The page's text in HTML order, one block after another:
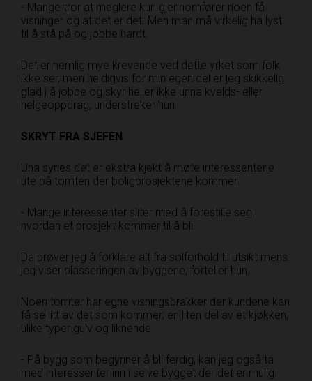
- Mange tror at meglere kun gjennomfører noen få
visninger og at det er det. Men man må virkelig ha lyst
til å stå på og jobbe hardt.
Det er nemlig mye krevende ved dette yrket som folk
ikke ser, men heldigvis for min egen del er jeg skikkelig
glad i å jobbe og skyr heller ikke unna kvelds- eller
helgeoppdrag, understreker hun.
SKRYT FRA SJEFEN
Una synes det er ekstra kjekt å møte interessentene
ute på tomten der boligprosjektene kommer.
- Mange interessenter sliter med å forestille seg
hvordan et prosjekt kommer til å bli.
Da prøver jeg å forklare alt fra solforhold til utsikt mens
jeg viser plasseringen av byggene, forteller hun.
Noen tomter har egne visningsbrakker der kundene kan
få se litt av det som kommer; en liten del av et kjøkken,
ulike typer gulv og liknende.
- På bygg som begynner å bli ferdig, kan jeg også ta
med interessenter inn i selve bygget der det er mulig.